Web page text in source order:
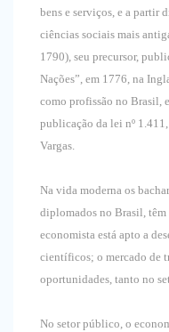
bens e serviços, e a partir
ciências sociais mais
1790), seu precursor,
Nações”, em 1776, na
como profissão no Brasil,
publicação da lei nº
Vargas.
Na vida moderna os
diplomados no Brasil, têm
economista está apto a
científicos; o mercado de
oportunidades, tanto no
No setor público, o